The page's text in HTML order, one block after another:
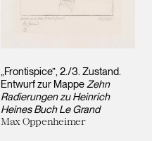
„Frontispice”, 2./3. Zustand.
Entwurf zur MappeZehn
Radierungen zu Heinrich
Heines Buch Le Grand
Max Oppenheimer